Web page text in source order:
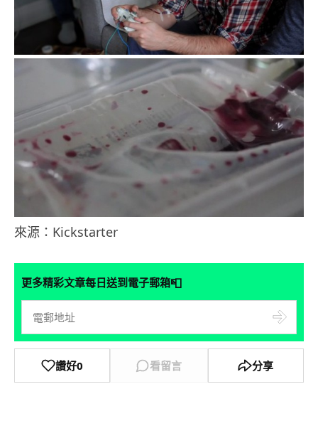
來源：Kickstarter
更多精彩文章每日送到電子郵箱📮
讚好0 看留言 分享